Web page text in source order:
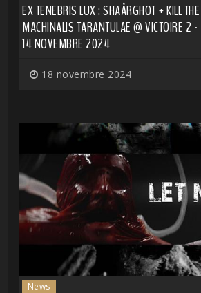
EX TENEBRIS LUX : SHAÂRGHOT + KILL
MACHINALIS TARANTULAE @ VICTOIRE 2
14 NOVEMBRE 2024
18 novembre 2024
News